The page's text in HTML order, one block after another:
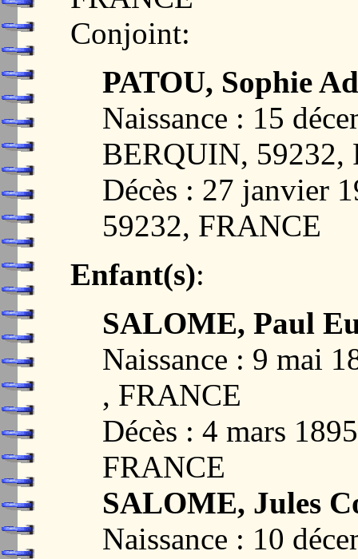
Conjoint:
PATOU, Sophie
Naissance : 15
BERQUIN, 59232,
Décès : 27 janvier
59232, FRANCE
Enfant(s):
SALOME, Paul
Naissance : 9 mai
, FRANCE
Décès : 4 mars
FRANCE
SALOME, Jules
Naissance : 10